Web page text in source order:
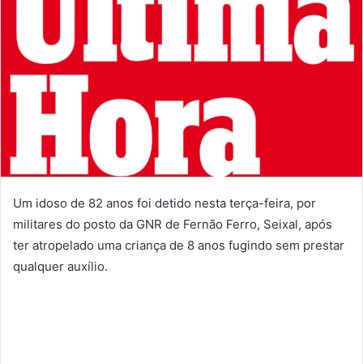
Um idoso de 82 anos foi detido nesta terça-feira, por
militares do posto da GNR de Fernão Ferro, Seixal, após
ter atropelado uma criança de 8 anos fugindo sem prestar
qualquer auxílio.